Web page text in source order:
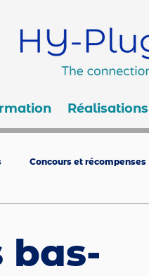
Réalisations
Concours et récompenses
bas-